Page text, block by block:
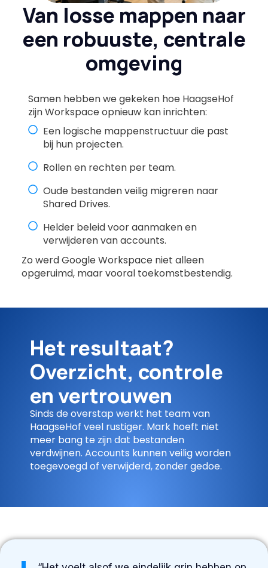
Van losse mappen naar
een robuuste, centrale
omgeving
Samen hebben we gekeken hoe HaagseHof
zijn Workspace opnieuw kan inrichten:
Een logische mappenstructuur die past
bij hun projecten.
Rollen en rechten per team.
Oude bestanden veilig migreren naar
Shared Drives.
Helder beleid voor aanmaken en
verwijderen van accounts.
Zo werd Google Workspace niet alleen
opgeruimd, maar vooral toekomstbestendig.
Het resultaat?
Overzicht, controle
en vertrouwen
Sinds de overstap werkt het team van
HaagseHof veel rustiger. Mark hoeft niet
meer bang te zijn dat bestanden
verdwijnen. Accounts kunnen veilig worden
toegevoegd of verwijderd, zonder gedoe.